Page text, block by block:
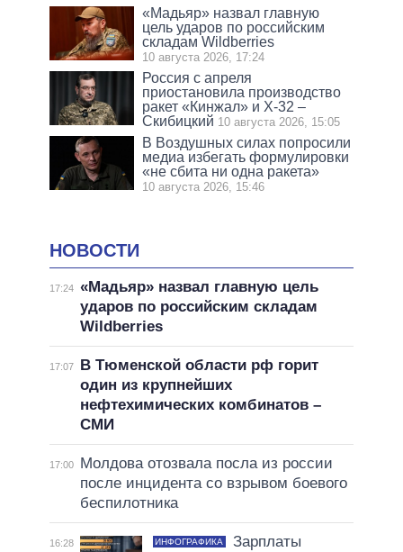
«Мадьяр» назвал главную
цель ударов по российским
складам Wildberries
10 августа 2026, 17:24
Россия с апреля
приостановила производство
ракет «Кинжал» и Х-32 –
Скибицкий 10 августа 2026, 15:05
В Воздушных силах попросили
медиа избегать формулировки
«не сбита ни одна ракета»
10 августа 2026, 15:46
НОВОСТИ
17:24 «Мадьяр» назвал главную цель
ударов по российским складам
Wildberries
17:07
В Тюменской области рф горит
один из крупнейших
нефтехимических комбинатов –
СМИ
17:00
Молдова отозвала посла из россии
после инцидента со взрывом боевого
беспилотника
16:28 ИНФОГРАФИКА
Зарплаты